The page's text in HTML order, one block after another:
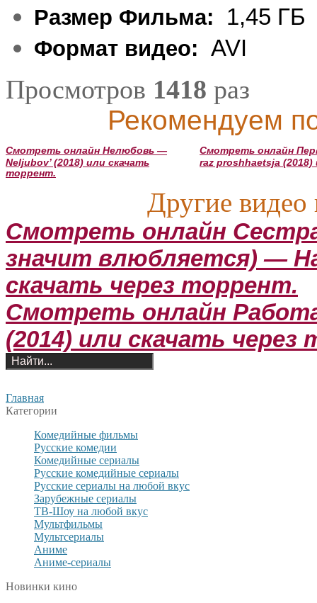
Размер Фильма: 1,45 ГБ
Формат видео: AVI
Просмотров 1418 раз
Рекомендуем
Смотреть онлайн Нелюбовь —
Neljubov’ (2018) или скачать
торрент.
Смотреть онлайн
raz proshhaetsja
Другие видео
Смотреть онлайн
значит влюбляется) —
скачать через торрент.
Смотреть онлайн
(2014) или скачать через
Главная
Категории
Комедийные фильмы
Русские комедии
Комедийные сериалы
Русские комедийные сериалы
Русские сериалы на любой вкус
Зарубежные сериалы
ТВ-Шоу на любой вкус
Мультфильмы
Мультсериалы
Аниме
Аниме-сериалы
Новинки кино